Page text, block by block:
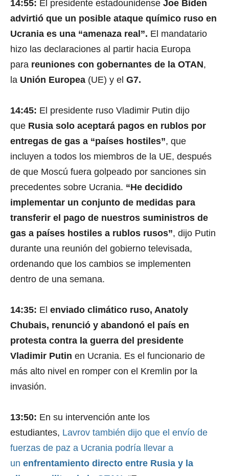
0
e
o
d
s
o
f
3
m
i
n
t
1
s
c
o
n
d
s
V
m
9
%
14:55: El presidente estadounidense Joe Biden
advirtió que un posible ataque químico ruso en
Ucrania es una “amenaza real”. El mandatario
hizo las declaraciones al partir hacia Europa
para reuniones con gobernantes de la OTAN,
la Unión Europea (UE) y el G7.
14:45: El presidente ruso Vladimir Putin dijo
que Rusia solo aceptará pagos en rublos por
entregas de gas a “países hostiles”, que
incluyen a todos los miembros de la UE, después
de que Moscú fuera golpeado por sanciones sin
precedentes sobre Ucrania. “He decidido
implementar un conjunto de medidas para
transferir el pago de nuestros suministros de
gas a países hostiles a rublos rusos”, dijo Putin
durante una reunión del gobierno televisada,
ordenando que los cambios se implementen
dentro de una semana.
14:35: El enviado climático ruso, Anatoly
Chubais, renunció y abandonó el país en
protesta contra la guerra del presidente
Vladimir Putin en Ucrania. Es el funcionario de
más alto nivel en romper con el Kremlin por la
invasión.
13:50: En su intervención ante los
estudiantes, Lavrov también dijo que el envío de
fuerzas de paz a Ucrania podría llevar a
un enfrentamiento directo entre Rusia y la